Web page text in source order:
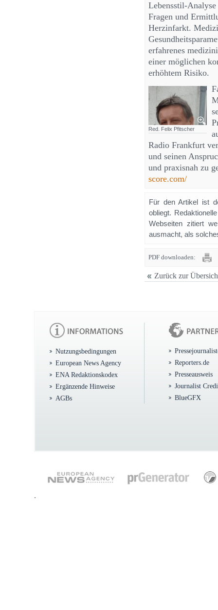
Lebensstil-
Fragen und
Herzinfarkt.
erfahrenes
einer möglichen
erhöhtem Risiko.
Red. Felix Pfitscher
Radio Frankfurt
und seinen
und praxisnah zu
score.com/
Für den Artikel ist
obliegt.
Webseiten zitiert
ausmacht, als
PDF downloaden:
Zurück zur
Nutzungsbedingungen
European News Agency
ENA Redaktionskodex
Ergänzende Hinweise
AGBs
Reporters.de
Presseausweis
Journalist
BlueGFX
.